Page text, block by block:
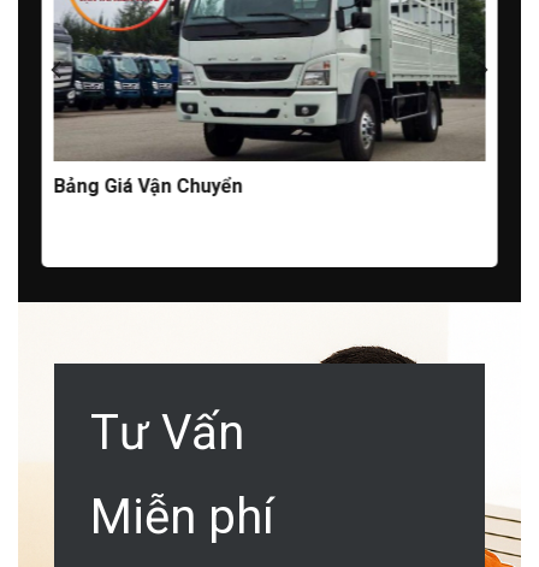
Bảng Giá Vận Chuyển
Tư Vấn
Miễn phí